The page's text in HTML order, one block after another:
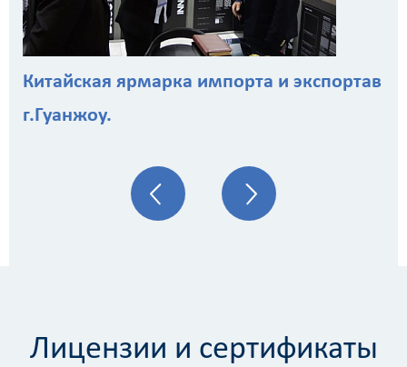
Китайская ярмарка импорта и экспортав
г.Гуанжоу.
Лицензии и сертификаты